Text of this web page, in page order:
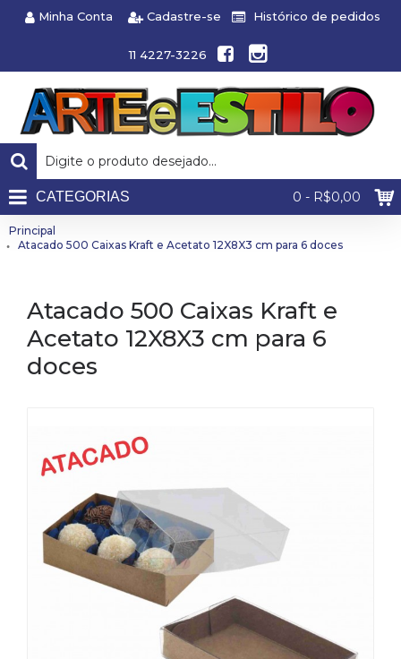
Minha Conta Cadastre-se Histórico de pedidos
11 4227-3226
0 - R$0,00
CATEGORIAS
Principal
Atacado 500 Caixas Kraft e Acetato 12X8X3 cm para 6 doces
Atacado 500 Caixas Kraft e
Acetato 12X8X3 cm para 6
doces